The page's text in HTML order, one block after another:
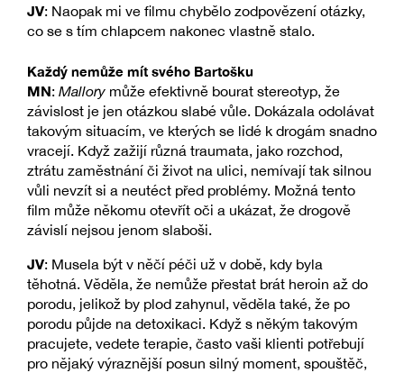
JV: Naopak mi ve filmu chybělo zodpovězení otázky,
co se s tím chlapcem nakonec vlastně stalo.
Každý nemůže mít svého Bartošku
MN: Mallory může efektivně bourat stereotyp, že
závislost je jen otázkou slabé vůle. Dokázala odolávat
takovým situacím, ve kterých se lidé k drogám snadno
vracejí. Když zažijí různá traumata, jako rozchod,
ztrátu zaměstnání či život na ulici, nemívají tak silnou
vůli nevzít si a neutéct před problémy. Možná tento
film může někomu otevřít oči a ukázat, že drogově
závislí nejsou jenom slaboši.
JV: Musela být v něčí péči už v době, kdy byla
těhotná. Věděla, že nemůže přestat brát heroin až do
porodu, jelikož by plod zahynul, věděla také, že po
porodu půjde na detoxikaci. Když s někým takovým
pracujete, vedete terapie, často vaši klienti potřebují
pro nějaký výraznější posun silný moment, spouštěč,